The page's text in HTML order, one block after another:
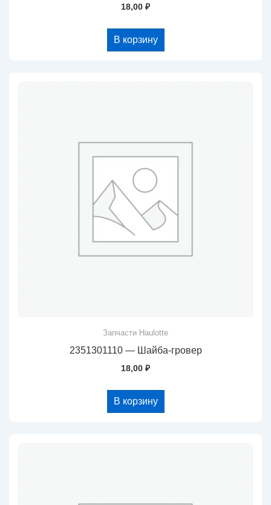
18,00 ₽
В корзину
Запчасти Haulotte
2351301110 — Шайба-гровер
18,00 ₽
В корзину